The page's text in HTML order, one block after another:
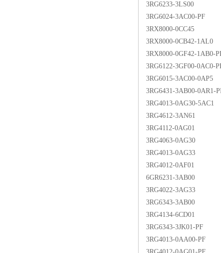
3RG6233-3LS00
3RG6024-3AC00-PF
3RX8000-0CC45
3RX8000-0CB42-1AL0
3RX8000-0GF42-1AB0-
3RG6122-3GF00-0AC0-
3RG6015-3AC00-0AP5
3RG6431-3AB00-0AR1-
3RG4013-0AG30-5AC1
3RG4612-3AN61
3RG4112-0AG01
3RG4063-0AG30
3RG4013-0AG33
3RG4012-0AF01
6GR6231-3AB00
3RG4022-3AG33
3RG6343-3AB00
3RG4134-6CD01
3RG6343-3JK01-PF
3RG4013-0AA00-PF